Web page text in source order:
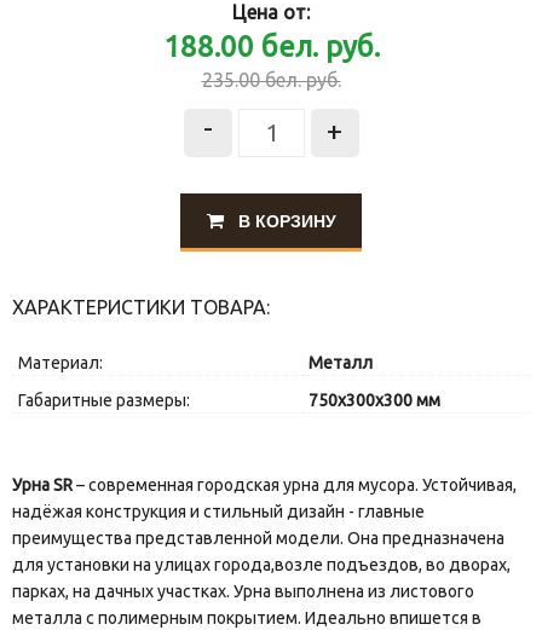
Цена от:
188.00 бел. руб.
235.00бел. руб.
- +
В КОРЗИНУ
ХАРАКТЕРИСТИКИ ТОВАРА:
Материал:
Металл
Габаритные размеры:
750х300х300 мм
Урна SR– современная городская урна для мусора. Устойчивая,
надёжая конструкция и стильный дизайн - главные
преимущества представленной модели. Она предназначена
для установки на улицах города,возле подъездов, во дворах,
парках, на дачных участках. Урна выполнена из листового
металла с полимерным покрытием. Идеально впишется в